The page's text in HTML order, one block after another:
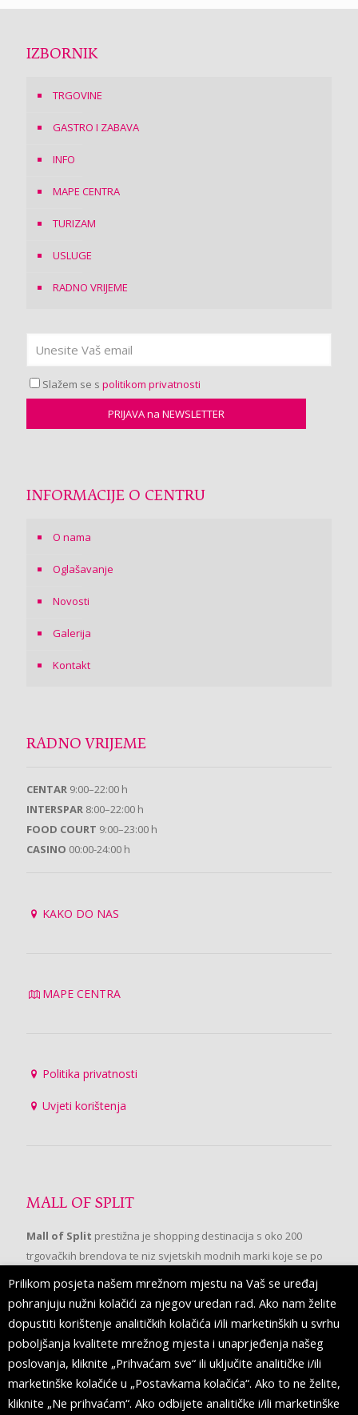
IZBORNIK
TRGOVINE
GASTRO I ZABAVA
INFO
MAPE CENTRA
TURIZAM
USLUGE
RADNO VRIJEME
Slažem se s politikom privatnosti
INFORMACIJE O CENTRU
O nama
Oglašavanje
Novosti
Galerija
Kontakt
RADNO VRIJEME
CENTAR 9:00–22:00 h
INTERSPAR 8:00–22:00 h
FOOD COURT 9:00–23:00 h
CASINO 00:00-24:00 h
KAKO DO NAS
MAPE CENTRA
Politika privatnosti
Uvjeti korištenja
MALL OF SPLIT
Mall of Split prestižna je shopping destinacija s oko 200
trgovačkih brendova te niz svjetskih modnih marki koje se po
prvi put pojavljuju u Splitu.
PRATITE NAS
Prilikom posjeta našem mrežnom mjestu na Vaš se uređaj
pohranjuju nužni kolačići za njegov uredan rad. Ako nam želite
dopustiti korištenje analitičkih kolačića i/ili marketinških u svrhu
poboljšanja kvalitete mrežnog mjesta i unaprjeđenja našeg
poslovanja, kliknite „Prihvaćam sve“ ili uključite analitičke i/ili
marketinške kolačiće u „Postavkama kolačića“. Ako to ne želite,
kliknite „Ne prihvaćam“. Ako odbijete analitičke i/ili marketinške